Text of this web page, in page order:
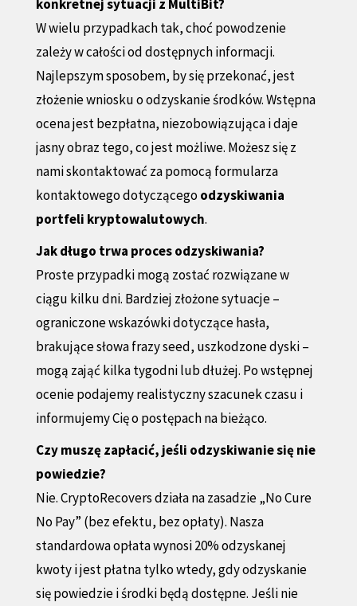
konkretnej sytuacji z MultiBit?
W wielu przypadkach tak, choć powodzenie
zależy w całości od dostępnych informacji.
Najlepszym sposobem, by się przekonać, jest
złożenie wniosku o odzyskanie środków. Wstępna
ocena jest bezpłatna, niezobowiązująca i daje
jasny obraz tego, co jest możliwe. Możesz się z
nami skontaktować za pomocą formularza
kontaktowego dotyczącegoodzyskiwania
portfeli kryptowalutowych.
Jak długo trwa proces odzyskiwania?
Proste przypadki mogą zostać rozwiązane w
ciągu kilku dni. Bardziej złożone sytuacje –
ograniczone wskazówki dotyczące hasła,
brakujące słowa frazy seed, uszkodzone dyski –
mogą zająć kilka tygodni lub dłużej. Po wstępnej
ocenie podajemy realistyczny szacunek czasu i
informujemy Cię o postępach na bieżąco.
Czy muszę zapłacić, jeśli odzyskiwanie się nie
powiedzie?
Nie. CryptoRecovers działa na zasadzie „No Cure
No Pay” (bez efektu, bez opłaty). Nasza
standardowa opłata wynosi 20% odzyskanej
kwoty i jest płatna tylko wtedy, gdy odzyskanie
się powiedzie i środki będą dostępne. Jeśli nie